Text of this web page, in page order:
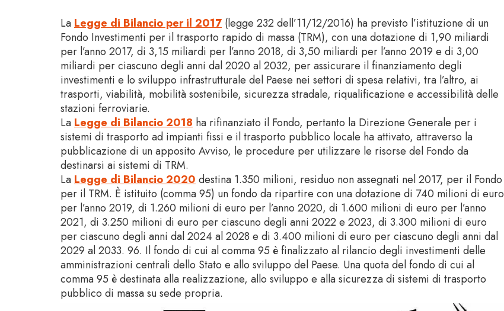
La Legge di Bilancio per il 2017 (legge 232 dell’11/12/2016) ha previsto l’istituzione di un
Fondo Investimenti per il trasporto rapido di massa (TRM), con una dotazione di 1,90 miliardi
per l’anno 2017, di 3,15 miliardi per l’anno 2018, di 3,50 miliardi per l’anno 2019 e di 3,00
miliardi per ciascuno degli anni dal 2020 al 2032, per assicurare il finanziamento degli
investimenti e lo sviluppo infrastrutturale del Paese nei settori di spesa relativi, tra l’altro, ai
trasporti, viabilità, mobilità sostenibile, sicurezza stradale, riqualificazione e accessibilità delle
stazioni ferroviarie.
La Legge di Bilancio 2018 ha rifinanziato il Fondo, pertanto la Direzione Generale per i
sistemi di trasporto ad impianti fissi e il trasporto pubblico locale ha attivato, attraverso la
pubblicazione di un apposito Avviso, le procedure per utilizzare le risorse del Fondo da
destinarsi ai sistemi di TRM.
La Legge di Bilancio 2020 destina 1.350 milioni, residuo non assegnati nel 2017, per il Fondo
per il TRM. È istituito (comma 95) un fondo da ripartire con una dotazione di 740 milioni di euro
per l’anno 2019, di 1.260 milioni di euro per l’anno 2020, di 1.600 milioni di euro per l’anno
2021, di 3.250 milioni di euro per ciascuno degli anni 2022 e 2023, di 3.300 milioni di euro
per ciascuno degli anni dal 2024 al 2028 e di 3.400 milioni di euro per ciascuno degli anni dal
2029 al 2033. 96. Il fondo di cui al comma 95 è finalizzato al rilancio degli investimenti delle
amministrazioni centrali dello Stato e allo sviluppo del Paese. Una quota del fondo di cui al
comma 95 è destinata alla realizzazione, allo sviluppo e alla sicurezza di sistemi di trasporto
pubblico di massa su sede propria.